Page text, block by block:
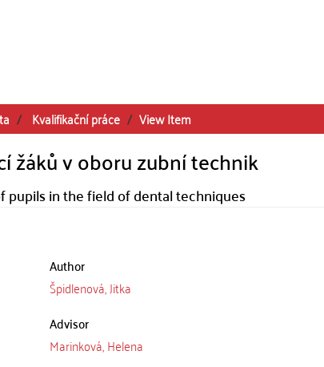
Kvalifikační práce View Item
žáků v oboru zubní technik
in the field of dental techniques
Author
Špidlenová, Jitka
Advisor
Marinková, Helena